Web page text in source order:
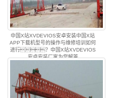
中国X站XVDEVIOS安卓安装中国X站
APP下载机型号的操作与维修培训如何
进行？中国X站XVDEVIOS
安卓安装厂家为您解答